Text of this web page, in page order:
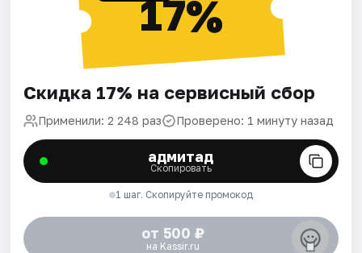
17%
Скидка 17% на сервисный сбор
Применили: 2 248 раз Проверено: 1 минуту назад
адмитад
Скопировать
1 шаг. Скопируйте промокод
от 500 ₽
на Kassir.ru